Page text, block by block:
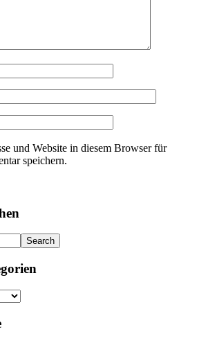
und Website in diesem Browser für
speichern.